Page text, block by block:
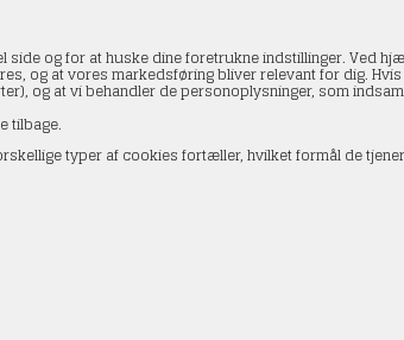
og for at huske dine foretrukne indstillinger. Ved
og at vores markedsføring bliver relevant for dig.
og at vi behandler de personoplysninger, som
tilbage.
typer af cookies fortæller, hvilket formål de